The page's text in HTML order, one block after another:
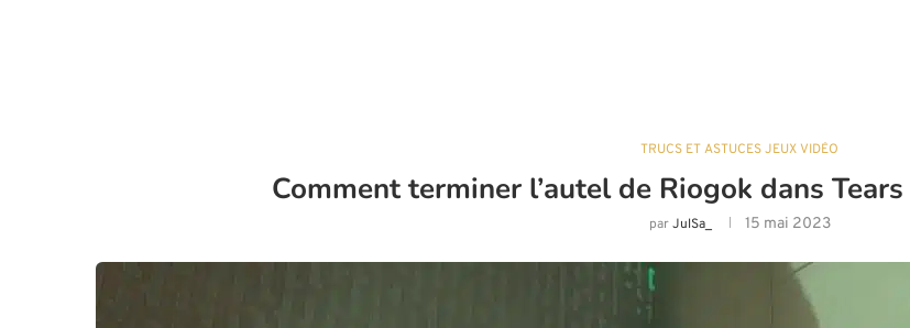
TRUCS ET ASTUCES JEUX VIDÉO
Comment terminer l’autel de Riogok dans
parJulSa_ 15 mai 2023